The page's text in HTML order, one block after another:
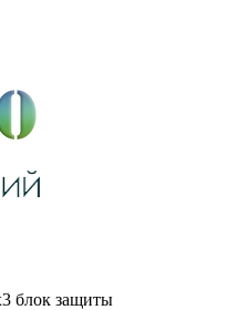
блок защиты